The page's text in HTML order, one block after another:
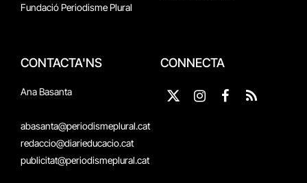
Fundació Periodisme Plural
CONTACTA'NS
Ana Basanta
abasanta@periodismeplural.cat
redaccio@diarieducacio.cat
publicitat@periodismeplural.cat
CONNECTA
X
InstagramFacebook
RSS